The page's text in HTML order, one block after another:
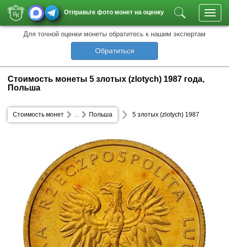
Отправьте фото монет на оценку
Для точной оценки монеты обратитесь к нашим экспертам
Обратиться
Стоимость монеты 5 злотых (zlotych) 1987 года,
Польша
Стоимость монет Польша
... 5 злотых (zlotych) 1987